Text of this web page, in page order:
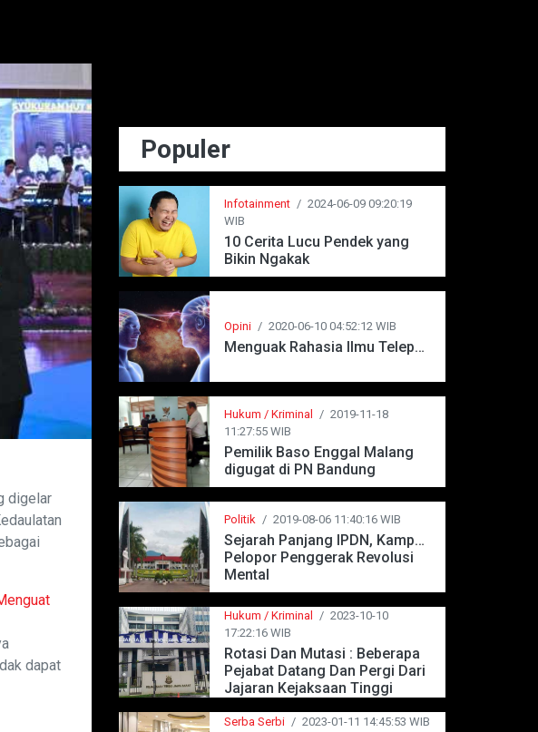
digelar
dapat
Populer
Infotainment / 2024-06-09 09:20:19
WIB
10 Cerita Lucu Pendek yang
Bikin Ngakak
Opini / 2020-06-10 04:52:12 WIB
Menguak Rahasia Ilmu Telepati
Hukum / Kriminal / 2019-11-18
11:27:55 WIB
Pemilik Baso Enggal Malang
digugat di PN Bandung
Politik / 2019-08-06 11:40:16 WIB
Sejarah Panjang IPDN, Kampus
Pelopor Penggerak Revolusi
Mental
Hukum / Kriminal / 2023-10-10
17:22:16 WIB
Rotasi Dan Mutasi : Beberapa
Pejabat Datang Dan Pergi Dari
Jajaran Kejaksaan Tinggi
Serba Serbi / 2023-01-11 14:45:53 WIB